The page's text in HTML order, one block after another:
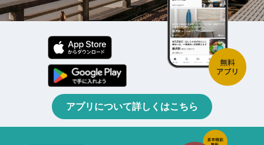
アプリについて詳しくはこちら